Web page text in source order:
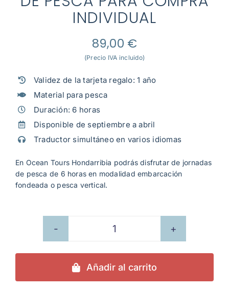
Mi cuenta
INDIVIDUAL
89,00 €
(Precio IVA incluido)
Validez de la tarjeta regalo: 1 año
Material para pesca
Duración: 6 horas
Disponible de septiembre a abril
Traductor simultáneo en varios idiomas
En Ocean Tours Hondarribia podrás disfrutar de jornadas
de pesca de 6 horas en modalidad embarcación
fondeada o pesca vertical.
Tarjeta
regalo:
Salida
de
Añadir al carrito